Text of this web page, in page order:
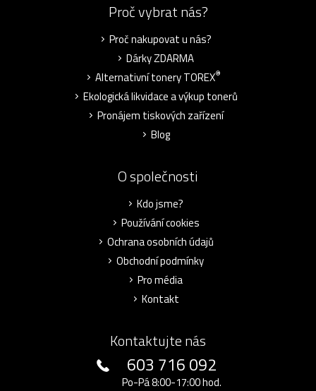
Proč vybrat nás?
Proč nakupovat u nás?
Dárky ZDARMA
Alternativní tonery TOREX®
Ekologická likvidace a výkup tonerů
Pronájem tiskových zařízení
Blog
O společnosti
Kdo jsme?
Používání cookies
Ochrana osobních údajů
Obchodní podmínky
Pro média
Kontakt
Kontaktujte nás
603 716 092
Po-Pá 8:00-17:00 hod.